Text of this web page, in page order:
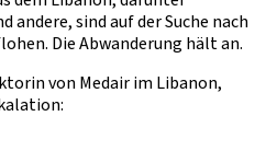
andere, sind auf der Suche nach
Die Abwanderung hält an.
von Medair im Libanon,